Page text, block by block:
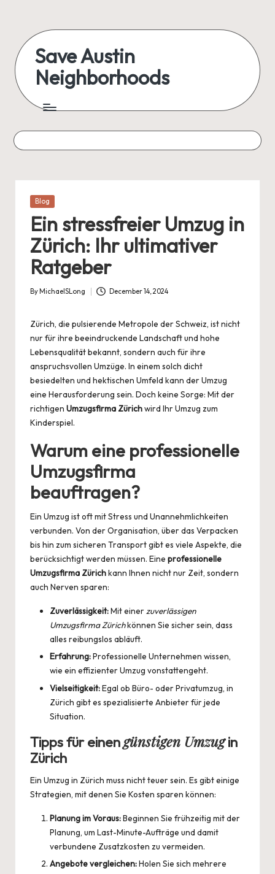
content
Save Austin
Neighborhoods
Austin
everything
Posted
Blog
Ein stressfreier Umzug in
Zürich: Ihr ultimativer
Ratgeber
Posted
By MichaelSLong December 14, 2024
Zürich, die pulsierende Metropole der Schweiz, ist nicht
nur für ihre beeindruckende Landschaft und hohe
Lebensqualität bekannt, sondern auch für ihre
anspruchsvollen Umzüge. In einem solch dicht
besiedelten und hektischen Umfeld kann der Umzug
eine Herausforderung sein. Doch keine Sorge: Mit der
richtigen Umzugsfirma Zürichwird Ihr Umzug zum
Kinderspiel.
Warum eine professionelle
Umzugsfirma
beauftragen?
Ein Umzug ist oft mit Stress und Unannehmlichkeiten
verbunden. Von der Organisation, über das Verpacken
bis hin zum sicheren Transport gibt es viele Aspekte, die
berücksichtigt werden müssen. Eine professionelle
Umzugsfirma Zürichkann Ihnen nicht nur Zeit, sondern
auch Nerven sparen:
Zuverlässigkeit:Mit einerzuverlässigen
Umzugsfirma Zürichkönnen Sie sicher sein, dass
alles reibungslos abläuft.
Erfahrung:Professionelle Unternehmen wissen,
wie ein effizienter Umzug vonstattengeht.
Vielseitigkeit:Egal ob Büro- oder Privatumzug, in
Zürich gibt es spezialisierte Anbieter für jede
Situation.
Tipps für einengünstigen Umzugin
Zürich
Ein Umzug in Zürich muss nicht teuer sein. Es gibt einige
Strategien, mit denen Sie Kosten sparen können:
Planung im Voraus:Beginnen Sie frühzeitig mit der
Planung, um Last-Minute-Aufträge und damit
verbundene Zusatzkosten zu vermeiden.
Angebote vergleichen:Holen Sie sich mehrere